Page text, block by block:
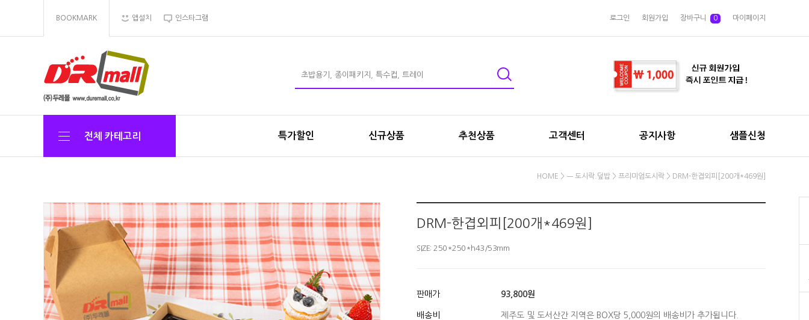
BOOKMARK 앱설치 인스타그램 로그인 회원가입 장바구니 0 마이페이지
전체 카테고리 특가할인 신규상품 추천상품 고객센터 공지사항 샘플신청
HOME > ㅡ 도시락.덮밥 > 프리미엄도시락 > DRM-한겹외피[200개*469원]
DRM-한겹외피[200개*469원]
SIZE: 250*250*h43/53mm
판매가 93,800원
배송비 제주도 및 도서산간 지역은 BOX당 5,000원의 배송비가 추가됩니다.